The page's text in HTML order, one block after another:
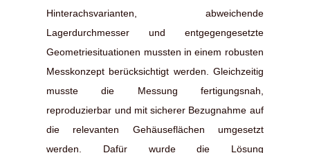
Hinterachsvarianten, abweichende
Lagerdurchmesser und entgegengesetzte
Geometriesituationen mussten in einem robusten
Messkonzept berücksichtigt werden. Gleichzeitig
musste die Messung fertigungsnah,
reproduzierbar und mit sicherer Bezugnahme auf
die relevanten Gehäuseflächen umgesetzt
werden. Dafür wurde die Lösung